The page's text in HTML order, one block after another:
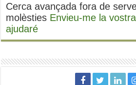
Cerca avançada fora de
molèsties Envieu-me la
ajudaré